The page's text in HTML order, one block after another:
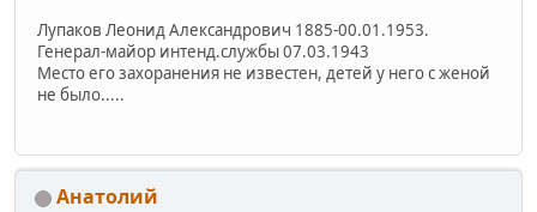
Лупаков Леонид Александрович 1885-00.01.1953.
Генерал-майор интенд.службы 07.03.1943
Место его захоранения не известен, детей у него с женой
не было.....
Анатолий